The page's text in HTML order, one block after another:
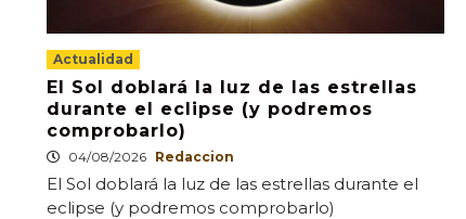
Actualidad
El Sol doblará la luz de las estrellas
durante el eclipse (y podremos
comprobarlo)
04/08/2026 Redaccion
El Sol doblará la luz de las estrellas durante el
eclipse (y podremos comprobarlo)